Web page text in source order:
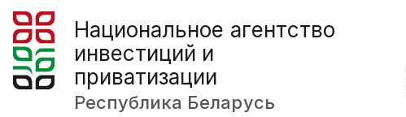
Национальное агентство
инвестиций и
приватизации
Республика Беларусь